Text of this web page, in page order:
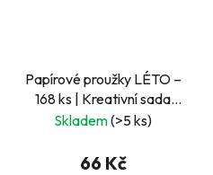
Papírové proužky LÉTO –
168 ks | Kreativní sada
pro quilling, dekorace a
Skladem(>5 ks)
66 Kč